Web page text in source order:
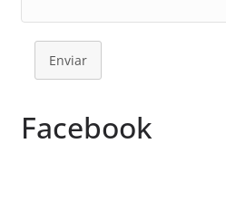
Enviar
Facebook